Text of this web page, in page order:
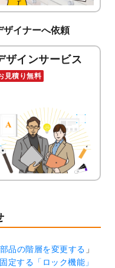
ザイナーへ依頼
ザインサービス
見積り無料
品の階層を変更する 」
定する「ロック機能」